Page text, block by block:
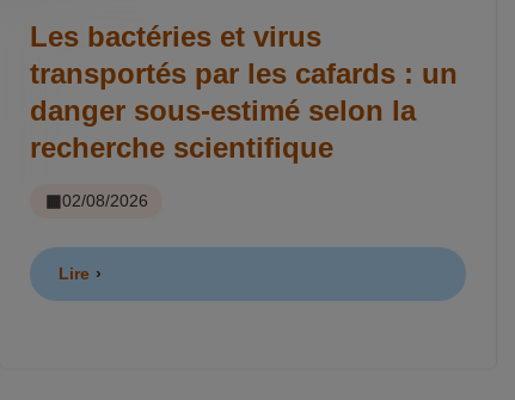
Les bactéries et virus
transportés par les cafards : un
danger sous-estimé selon la
recherche scientifique
02/08/2026
Lire